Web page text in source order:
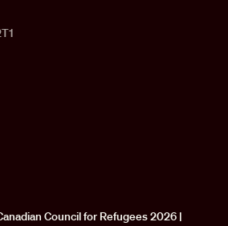
Council for Refugees 2026 |